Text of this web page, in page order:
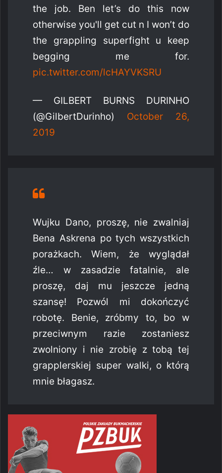
the job. Ben let’s do this now
otherwise you'll get cut n I won’t do
the grappling superfight u keep
begging me for.
pic.twitter.com/lcHAYVKSRU
— GILBERT BURNS DURINHO
(@GilbertDurinho) October 26,
2019
Wujku Dano, proszę, nie zwalniaj
Bena Askrena po tych wszystkich
porażkach. Wiem, że wyglądał
źle… w zasadzie fatalnie, ale
proszę, daj mu jeszcze jedną
szansę! Pozwól mi dokończyć
robotę. Benie, zróbmy to, bo w
przeciwnym razie zostaniesz
zwolniony i nie zrobię z tobą tej
grapplerskiej super walki, o którą
mnie błagasz.